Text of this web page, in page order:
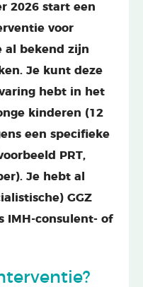
2026 start een
voor
al bekend zijn
Je kunt deze
hebt in het
kinderen (12
een specifieke
PRT,
Je hebt al
GGZ
IMH-consulent- of